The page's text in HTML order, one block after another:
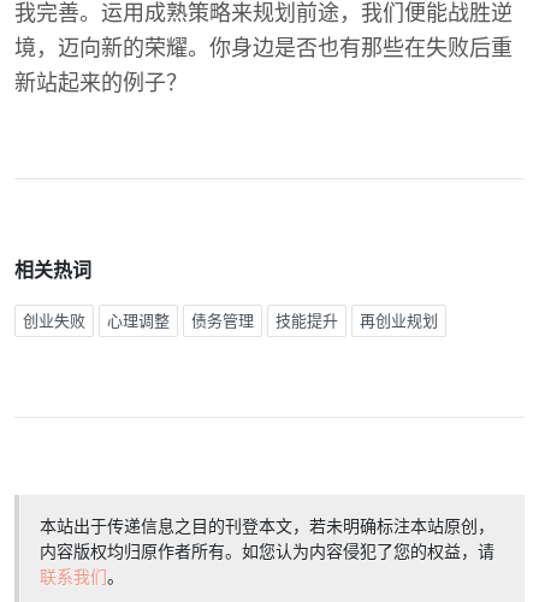
我完善。运用成熟策略来规划前途，我们便能战胜逆
境，迈向新的荣耀。你身边是否也有那些在失败后重
新站起来的例子？
相关热词
创业失败 心理调整 债务管理 技能提升 再创业规划
本站出于传递信息之目的刊登本文，若未明确标注本站原创，
内容版权均归原作者所有。如您认为内容侵犯了您的权益，请
联系我们。